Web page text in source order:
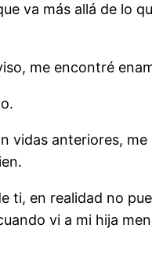
va más allá de lo
me encontré
vidas anteriores,
ti, en realidad no
vi a mi hija